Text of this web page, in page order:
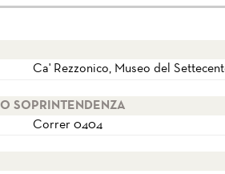
Ca' Rezzonico, Museo del
SOPRINTENDENZA
Correr 0404